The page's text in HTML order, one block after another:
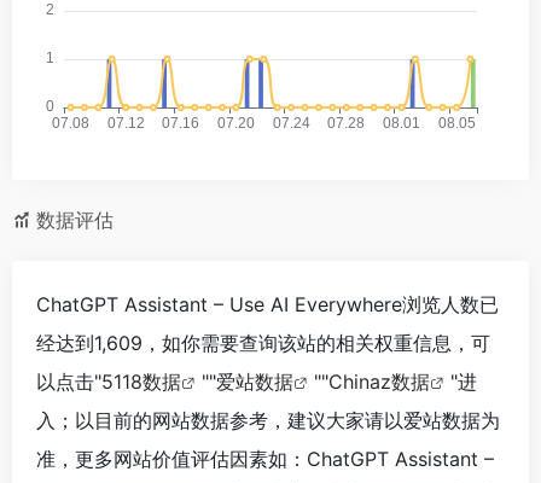
数据评估
ChatGPT Assistant – Use AI Everywhere浏览人数已
经达到1,609，如你需要查询该站的相关权重信息，可
以点击"5118数据 ""爱站数据 ""Chinaz数据
"进
入；以目前的网站数据参考，建议大家请以爱站数据为
准，更多网站价值评估因素如：ChatGPT Assistant –